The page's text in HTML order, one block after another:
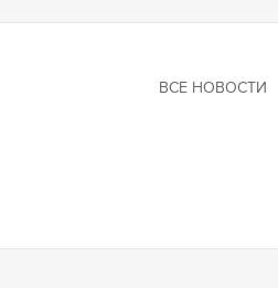
ВСЕ НОВОСТИ